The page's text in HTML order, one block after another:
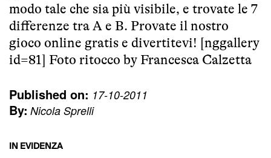
modo tale che sia più visibile, e trovate le 7
differenze tra A e B. Provate il nostro
gioco online gratis e divertitevi! [nggallery
id=81] Foto ritocco by Francesca Calzetta
Published on: 17-10-2011
By: Nicola Sprelli
IN EVIDENZA